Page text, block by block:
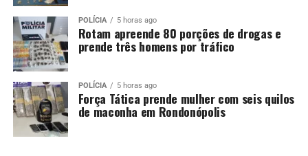
POLÍCIA 5 horas ago
Rotam apreende 80 porções de drogas e
prende três homens por tráfico
POLÍCIA 5 horas ago
Força Tática prende mulher com seis quilos
de maconha em Rondonópolis